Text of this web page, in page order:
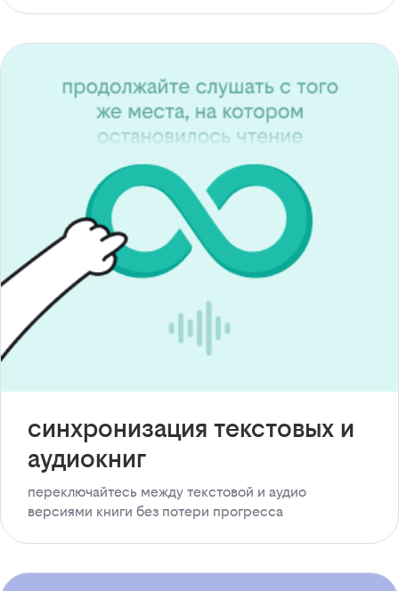
синхронизация текстовых и
аудиокниг
переключайтесь между текстовой и аудио
версиями книги без потери прогресса